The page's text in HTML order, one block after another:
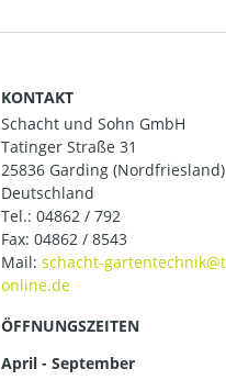
KONTAKT
Schacht und Sohn GmbH
Tatinger Straße 31
25836 Garding (Nordfriesland)
Deutschland
Tel.: 04862 / 792
Fax: 04862 / 8543
Mail:
ÖFFNUNGSZEITEN
April - September